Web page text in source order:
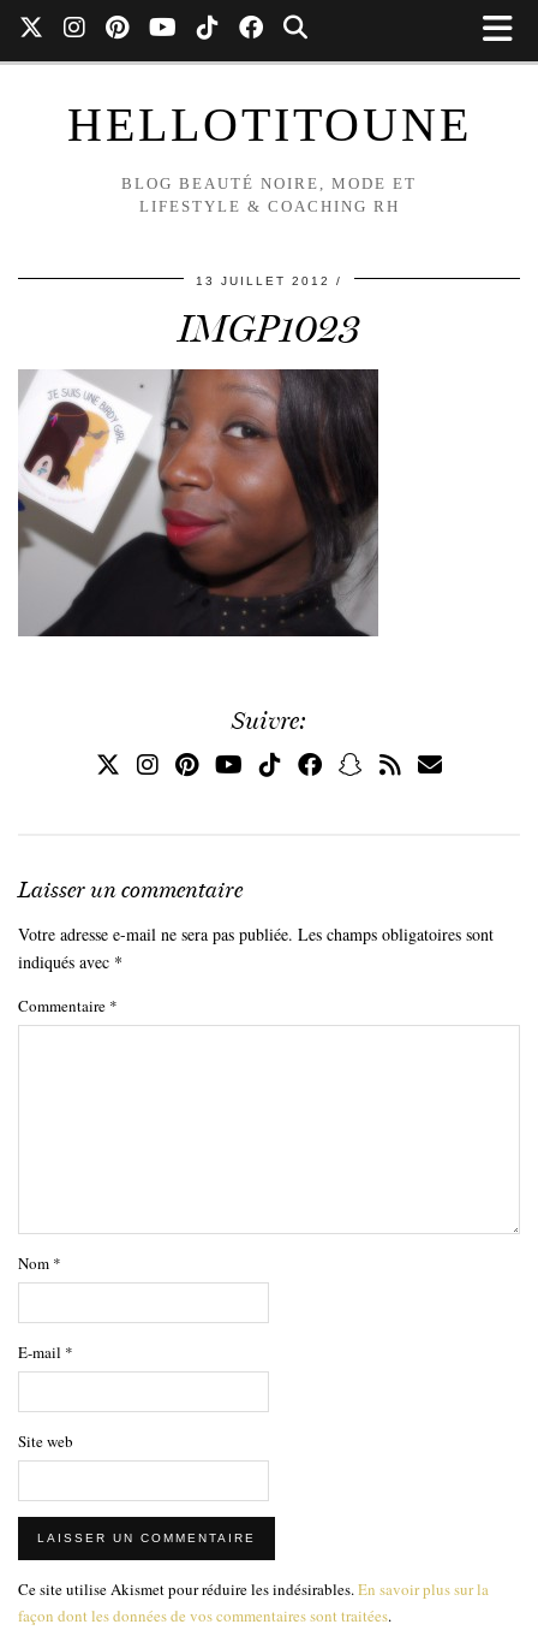
HELLOTITOUNE
BLOG BEAUTÉ NOIRE, MODE ET
LIFESTYLE & COACHING RH
13 JUILLET 2012
IMGP1023
Suivre:
Laisser un commentaire
Votre adresse e-mail ne sera pas publiée. Les champs obligatoires sont
indiqués avec *
Commentaire *
Nom *
E-mail *
Site web
Ce site utilise Akismet pour réduire les indésirables. En savoir plus sur la
façon dont les données de vos commentaires sont traitées.